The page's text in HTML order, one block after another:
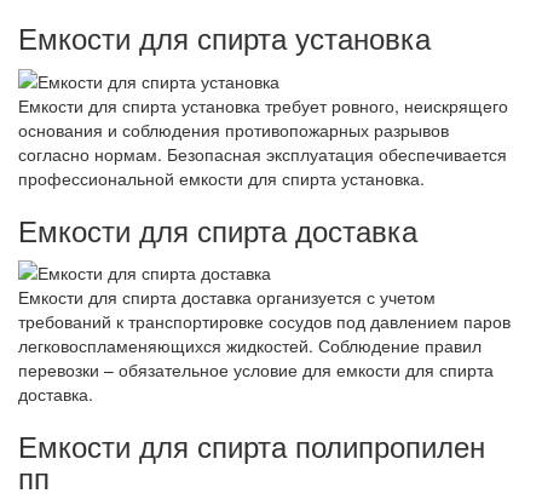
Емкости для спирта установка
Емкости для спирта установка требует ровного, неискрящего
основания и соблюдения противопожарных разрывов
согласно нормам. Безопасная эксплуатация обеспечивается
профессиональной емкости для спирта установка.
Емкости для спирта доставка
Емкости для спирта доставка организуется с учетом
требований к транспортировке сосудов под давлением паров
легковоспламеняющихся жидкостей. Соблюдение правил
перевозки – обязательное условие для емкости для спирта
доставка.
Емкости для спирта полипропилен
пп